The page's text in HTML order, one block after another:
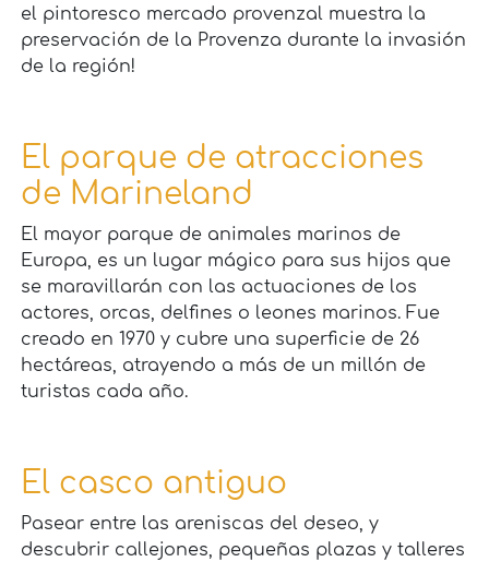
el pintoresco mercado provenzal muestra la
preservación de la Provenza durante la invasión
de la región!
El parque de atracciones
de Marineland
El mayor parque de animales marinos de
Europa, es un lugar mágico para sus hijos que
se maravillarán con las actuaciones de los
actores, orcas, delfines o leones marinos. Fue
creado en 1970 y cubre una superficie de 26
hectáreas, atrayendo a más de un millón de
turistas cada año.
El casco antiguo
Pasear entre las areniscas del deseo, y
descubrir callejones, pequeñas plazas y talleres